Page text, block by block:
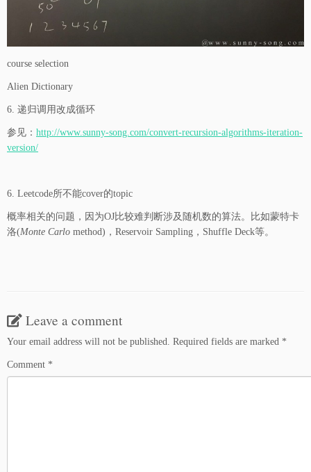
course selection
Alien Dictionary
6. 递归调用改成循环
参见： http://www.sunny-song.com/convert-recursion-algorithms-iteration-
version/
6. Leetcode所不能cover的topic
概率相关的问题，因为OJ比较难判断涉及随机数的算法。比如蒙特卡
洛(Monte Carlo method)，Reservoir Sampling，Shuffle Deck等。
Leave a comment
Your email address will not be published. Required fields are marked *
Comment *